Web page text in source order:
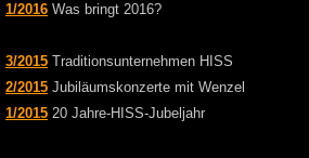
1/2016 Was bringt 2016?
3/2015 Traditionsunternehmen HISS
2/2015 Jubiläumskonzerte mit Wenzel
1/2015 20 Jahre-HISS-Jubeljahr